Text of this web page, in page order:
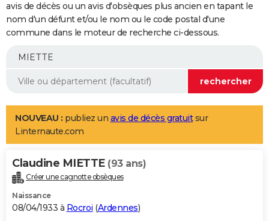
Retraite
Epargne
Immobilier
Risques naturels par ville
Banque
Assurance
AUTO
Essais
Réserver un essai
Citadines
Berlines
SUV
Forum auto
+
Mobiles
Meilleur smartphone
Internet
Ordinateurs
Jeux vidéo
Guide high-tech
Aménagement intérieur
LIFESTYLE
Art de vivre
Bien-être
Loisirs
Mode
Modes de vie
Alimentation
Guide de la santé
Maladies
Médicaments
Sommeil
VOYAGE
Destinations
City break
Voyage nature
Voyage de noces
Forum
Climat
+PHOTO
GUIDES D'ACHAT
avis de décès ou un avis d'obsèques plus ancien en tapant le
nom d'un défunt et/ou le nom ou le code postal d'une
commune dans le moteur de recherche ci-dessous.
NOUVEAU : publiez un avis de décès gratuitsur
Linternaute.com
Claudine MIETTE (93 ans)
Créer une cagnotte obsèques
Naissance
08/04/1933 à Rocroi (Ardennes)